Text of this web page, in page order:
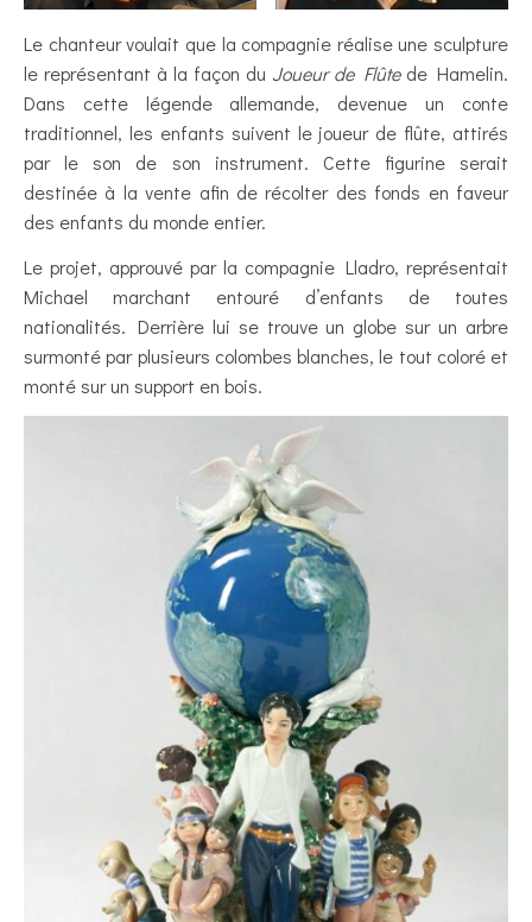
Le chanteur voulait que la compagnie réalise une sculpture
le représentant à la façon du Joueur de Flûtede Hamelin.
Dans cette légende allemande, devenue un conte
traditionnel, les enfants suivent le joueur de flûte, attirés
par le son de son instrument. Cette figurine serait
destinée à la vente afin de récolter des fonds en faveur
des enfants du monde entier.
Le projet, approuvé par la compagnie Lladro, représentait
Michael marchant entouré d’enfants de toutes
nationalités. Derrière lui se trouve un globe sur un arbre
surmonté par plusieurs colombes blanches, le tout coloré et
monté sur un support en bois.